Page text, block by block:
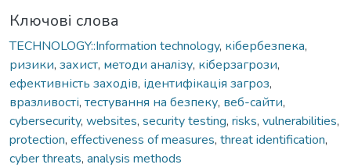
Ключові слова
TECHNOLOGY::Information technology, кібербезпека,
ризики, захист, методи аналізу, кіберзагрози,
ефективність заходів, ідентифікація загроз,
вразливості, тестування на безпеку, веб-сайти,
cybersecurity, websites, security testing, risks, vulnerabilities,
protection, effectiveness of measures, threat identification,
cyber threats, analysis methods